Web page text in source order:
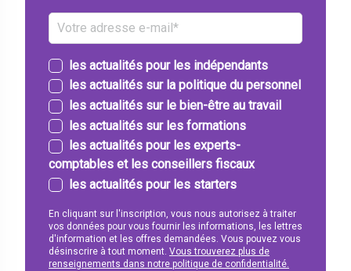
les actualités pour les indépendants
les actualités sur la politique du personnel
les actualités sur le bien-être au travail
les actualités sur les formations
les actualités pour les experts-
comptables et les conseillers fiscaux
les actualités pour les starters
En cliquant sur l'inscription, vous nous autorisez à traiter
vos données pour vous fournir les informations, les lettres
d'information et les offres demandées. Vous pouvez vous
désinscrire à tout moment. Vous trouverez plus de
renseignements dans notre politique de confidentialité.